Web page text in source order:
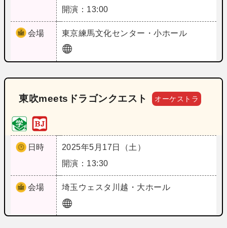
開演：13:00
会場 東京練馬文化センター・小ホール
東吹meetsドラゴンクエスト オーケストラ
日時
2025年5月17日（土）
開演：13:30
会場 埼玉 ウェスタ川越・大ホール